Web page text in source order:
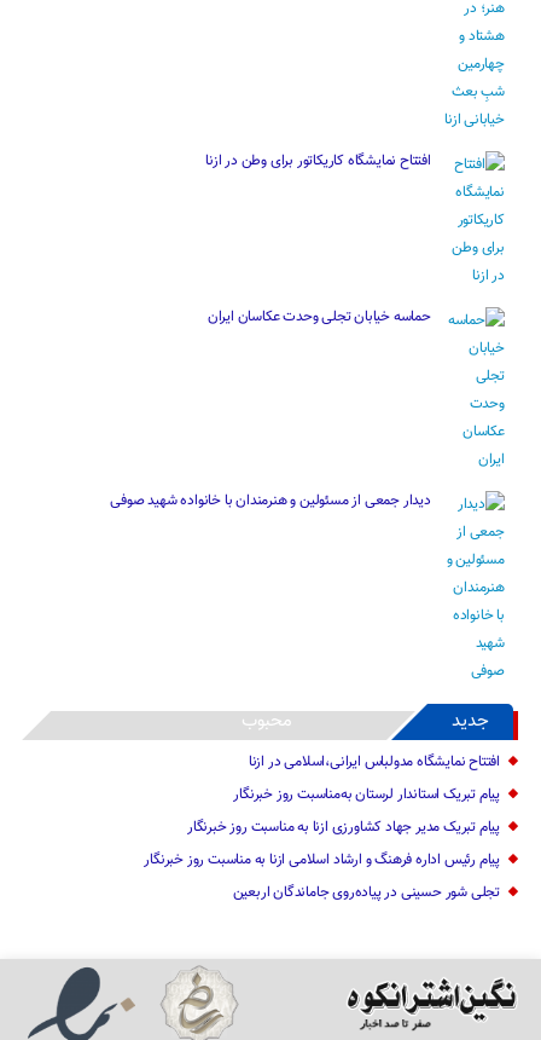
افتتاح نمایشگاه کاریکاتور برای وطن در ازنا
حماسه خیابان تجلی وحدت عکاسان ایران
دیدار جمعی از مسئولین و هنرمندان با خانواده شهید صوفی
جدید محبوب
افتتاح نمایشگاه مدولباس ایرانی،اسلامی در ازنا
پیام تبریک استاندار لرستان به‌مناسبت روز خبرنگار
پیام تبریک مدیر جهاد کشاورزی ازنا به مناسبت روز خبرنگار
پیام رئیس اداره فرهنگ و ارشاد اسلامی ازنا به مناسبت روز خبرنگار
تجلی شور حسینی در پیاده‌روی جاماندگان اربعین